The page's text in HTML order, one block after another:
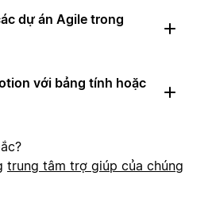
dự án Agile trong
với bảng tính hoặc
trung tâm trợ giúp của chúng